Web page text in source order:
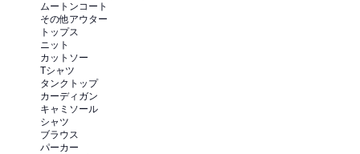
ムートンコート
その他アウター
トップス
ニット
カットソー
Tシャツ
タンクトップ
カーディガン
キャミソール
シャツ
ブラウス
パーカー